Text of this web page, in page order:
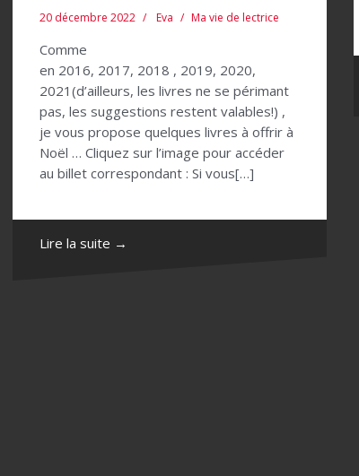
20 décembre 2022 Eva Ma vie de lectrice
Comme
en 2016, 2017, 2018 , 2019, 2020,
2021(d’ailleurs, les livres ne se périmant
pas, les suggestions restent valables!) ,
je vous propose quelques livres à offrir à
Noël … Cliquez sur l’image pour accéder
au billet correspondant : Si vous[…]
Lire la suite →